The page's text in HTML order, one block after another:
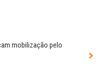
mobilização pelo